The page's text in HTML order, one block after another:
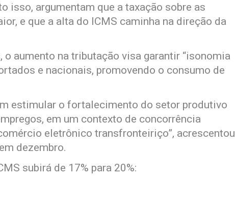
isso, argumentam que a taxação sobre as
e que a alta do ICMS caminha na direção da
o aumento na tributação visa garantir “isonomia
e nacionais, promovendo o consumo de
estimular o fortalecimento do setor produtivo
em um contexto de concorrência
eletrônico transfronteiriço”, acrescentou
dezembro.
subirá de 17% para 20%: